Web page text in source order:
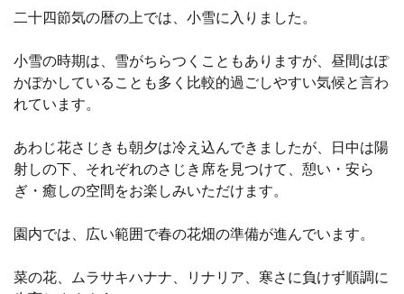
二十四節気の暦の上では、小雪に入りました。
小雪の時期は、雪がちらつくこともありますが、昼間はぽ
かぽかしていることも多く比較的過ごしやすい気候と言わ
れています。
あわじ花さじきも朝夕は冷え込んできましたが、日中は陽
射しの下、それぞれのさじき席を見つけて、憩い・安ら
ぎ・癒しの空間をお楽しみいただけます。
園内では、広い範囲で春の花畑の準備が進んでいます。
菜の花、ムラサキハナナ、リナリア、寒さに負けず順調に